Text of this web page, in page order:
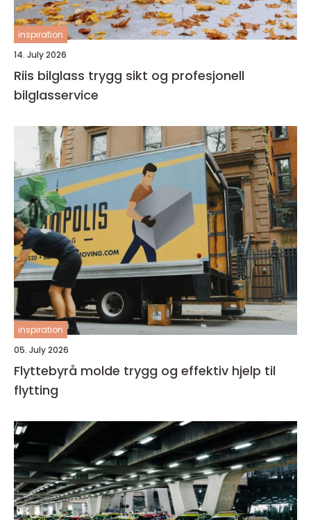
inspiration
14. July 2026
Riis bilglass trygg sikt og profesjonell
bilglasservice
inspiration
05. July 2026
Flyttebyrå molde trygg og effektiv hjelp til
flytting